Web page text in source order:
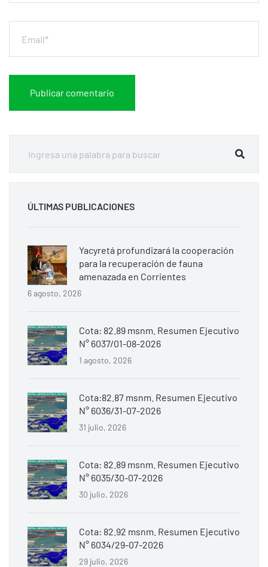
ÚLTIMAS PUBLICACIONES
Yacyretá profundizará la cooperación
para la recuperación de fauna
amenazada en Corrientes
6 agosto, 2026
Cota: 82.89 msnm. Resumen Ejecutivo
N° 6037/01-08-2026
1 agosto, 2026
Cota:82.87 msnm. Resumen Ejecutivo
N° 6036/31-07-2026
31 julio, 2026
Cota: 82.89 msnm. Resumen Ejecutivo
N° 6035/30-07-2026
30 julio, 2026
Cota: 82.92 msnm. Resumen Ejecutivo
N° 6034/29-07-2026
29 julio, 2026